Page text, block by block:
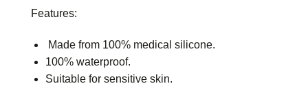
Features:
Made from 100% medical silicone.
100% waterproof.
Suitable for sensitive skin.